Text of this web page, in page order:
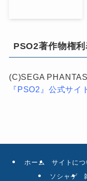
PSO2著作物権
(C)SEGA
『PSO2』公式サイ
ホーム サイトにつ
ソシャゲ